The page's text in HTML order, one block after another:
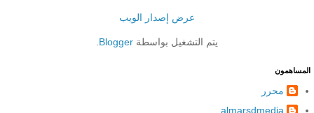
عرض إصدار الويب
يتم التشغيل بواسطة Blogger
المساهمون
محرر
almarsdmedia